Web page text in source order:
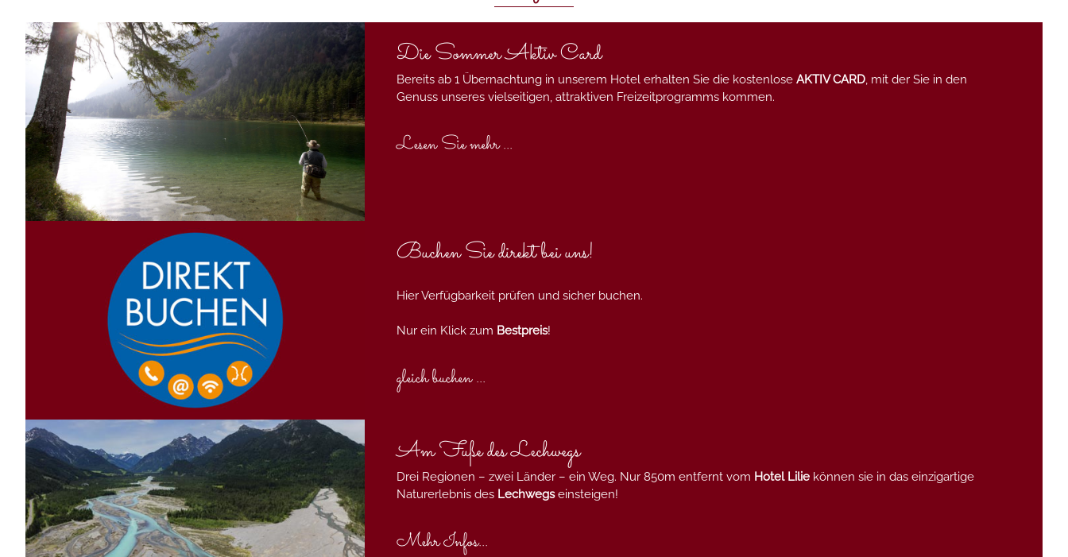
Die Sommer Aktiv Card
Bereits ab 1 Übernachtung in unserem Hotel erhalten Sie die kostenlose AKTIV CARD, mit der Sie in den
Genuss unseres vielseitigen, attraktiven Freizeitprogramms kommen.
Lesen Sie mehr ...
Buchen Sie direkt bei uns!
Hier Verfügbarkeit prüfen und sicher buchen.
Nur ein Klick zum Bestpreis!
gleich buchen ...
Am Fuße des Lechwegs
Drei Regionen – zwei Länder – ein Weg. Nur 850m entfernt vom Hotel Liliekönnen sie in das einzigartige
Naturerlebnis des Lechwegseinsteigen!
Mehr Infos...